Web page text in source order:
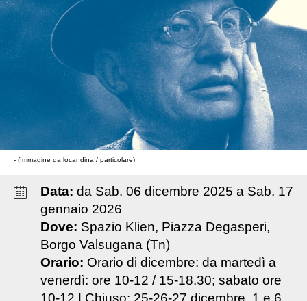
- (Immagine da locandina / particolare)
Data: da Sab. 06 dicembre 2025 a Sab. 17
gennaio 2026
Dove: Spazio Klien, Piazza Degasperi,
Borgo Valsugana (Tn)
Orario: Orario di dicembre: da martedì a
venerdì: ore 10-12 / 15-18.30; sabato ore